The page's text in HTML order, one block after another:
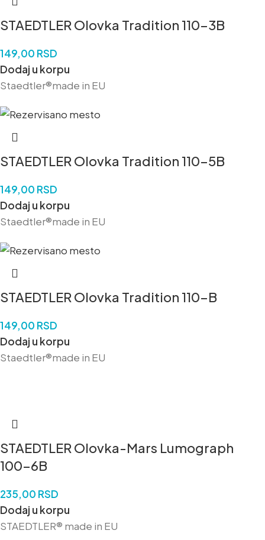
STAEDTLER Olovka Tradition 110-3B
149,00 RSD
Dodaj u korpu
Staedtler®made in EU
STAEDTLER Olovka Tradition 110-5B
149,00 RSD
Dodaj u korpu
Staedtler®made in EU
STAEDTLER Olovka Tradition 110-B
149,00 RSD
Dodaj u korpu
Staedtler®made in EU
STAEDTLER Olovka-Mars Lumograph
100-6B
235,00 RSD
Dodaj u korpu
STAEDTLER® made in EU